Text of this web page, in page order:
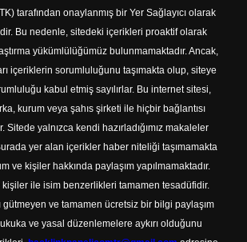
tarafından onaylanmış bir Yer Sağlayıcı olarak
Bu nedenle, sitedeki içerikleri proaktif olarak
yükümlülüğümüz bulunmamaktadır. Ancak,
içeriklerin sorumluluğunu taşımakta olup, siteye
kabul etmiş sayılırlar. Bu internet sitesi,
kurum veya şahıs şirketi ile hiçbir bağlantısı
Sitede yalnızca kendi hazırladığımız makaleler
yer alan içerikler haber niteliği taşımamakta
ve kişiler hakkında paylaşım yapılmamaktadır.
kişiler ile isim benzerlikleri tamamen tesadüfidir.
gütmeyen ve tamamen ücretsiz bir bilgi paylaşım
ve yasal düzenlemelere aykırı olduğunu